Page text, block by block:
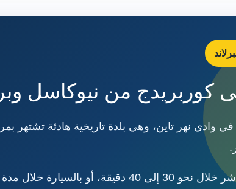
كوربريدج من نيوكاسل
نهر تاين، وهي بلدة تاريخية هادئة تشتهر
يمكن الوصول إليها بقطار مباشر خلال نحو 30